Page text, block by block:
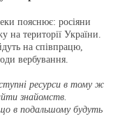
пояснює: росіяни
на території України.
на співпрацю,
вербування.
ресурси в тому ж
знайомств.
в подальшому будуть